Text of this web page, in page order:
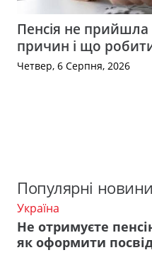
Пенсія не прийшла
причин і що
Четвер, 6 Серпня, 2026
Популярні новини
Україна
Не отримуєте
як оформити